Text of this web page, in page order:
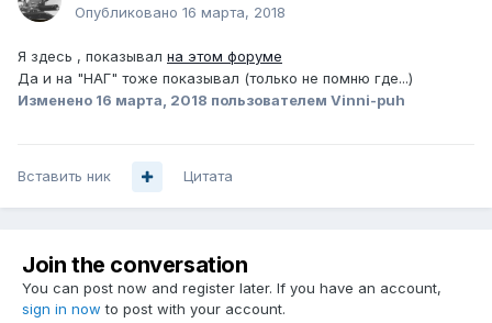
Опубликовано 16 марта, 2018
Я здесь , показывал на этом форуме
Да и на "НАГ" тоже показывал (только не помню где...)
Изменено 16 марта, 2018 пользователем Vinni-puh
Вставить ник Цитата
Join the conversation
You can post now and register later. If you have an account,
sign in now to post with your account.